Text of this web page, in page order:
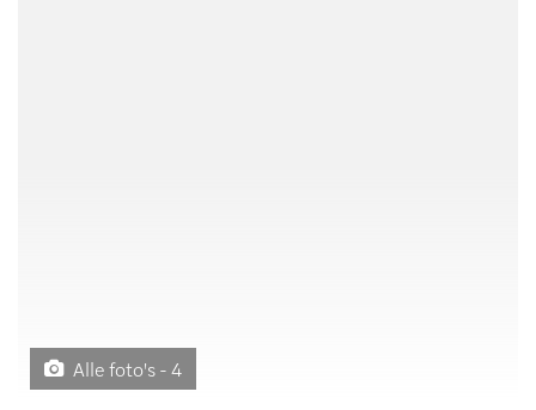
Alle foto's - 4